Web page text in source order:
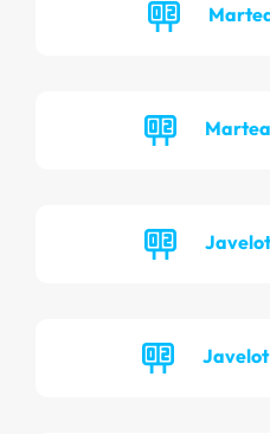
Javelot